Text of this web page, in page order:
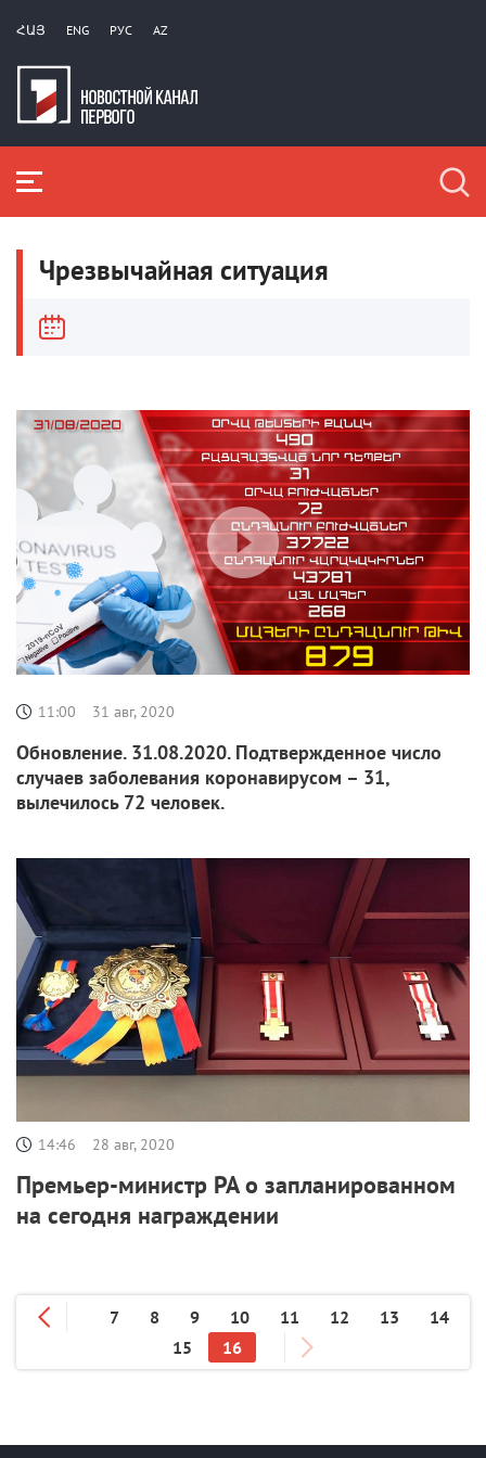
ՀԱՅ ENG РУС AZ
Чрезвычайная ситуация
11:00 31 авг, 2020
Обновление. 31.08.2020. Подтвержденное число
случаев заболевания коронавирусом – 31,
вылечилось 72 человек.
14:46 28 авг, 2020
Премьер-министр РА о запланированном
на сегодня награждении
7 8 9 10 11 12 13
14
15
16